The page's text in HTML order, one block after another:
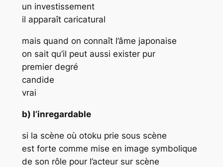
un investissement
il apparaît caricatural
mais quand on connaît l’âme japonaise
on sait qu’il peut aussi exister pur
premier degré
candide
vrai
b) l’inregardable
si la scène où otoku prie sous scène
est forte comme mise en image symbolique
de son rôle pour l’acteur sur scène